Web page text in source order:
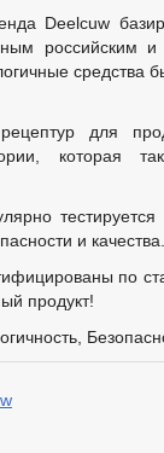
Deelcuw
российским и
для
которая
и качества.
по
продукт!